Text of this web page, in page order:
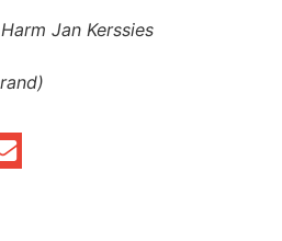
Jan Kerssies